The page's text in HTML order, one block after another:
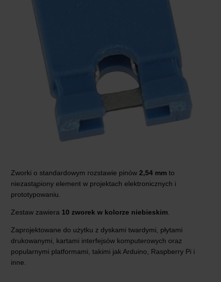
Zworki o standardowym rozstawie pinów 2,54 mm to
niezastąpiony element w projektach elektronicznych i
prototypowaniu.
Zestaw zawiera 10 zworek w kolorze niebieskim
Zaprojektowane do użytku z dyskami twardymi, płytami
drukowanymi, kartami interfejsów komputerowych oraz
popularnymi platformami, takimi jak Arduino, Raspberry Pi i
inne.